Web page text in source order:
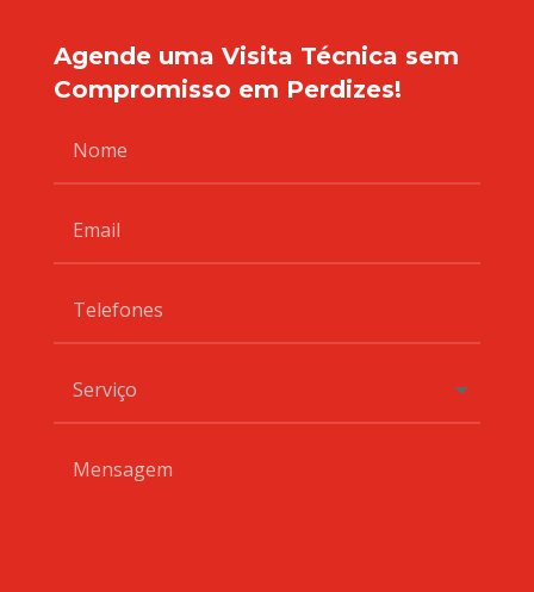
Agende uma Visita Técnica sem
Compromisso em Perdizes!